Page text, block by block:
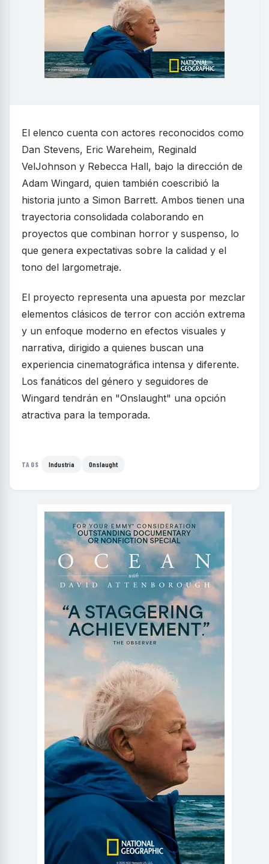
El elenco cuenta con actores reconocidos como
Dan Stevens, Eric Wareheim, Reginald
VelJohnson y Rebecca Hall, bajo la dirección de
Adam Wingard, quien también coescribió la
historia junto a Simon Barrett. Ambos tienen una
trayectoria consolidada colaborando en
proyectos que combinan horror y suspenso, lo
que genera expectativas sobre la calidad y el
tono del largometraje.
El proyecto representa una apuesta por mezclar
elementos clásicos de terror con acción extrema
y un enfoque moderno en efectos visuales y
narrativa, dirigido a quienes buscan una
experiencia cinematográfica intensa y diferente.
Los fanáticos del género y seguidores de
Wingard tendrán en "Onslaught" una opción
atractiva para la temporada.
TAGS Industria Onslaught